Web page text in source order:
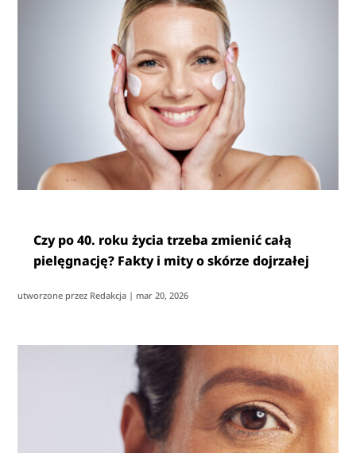
Czy po 40. roku życia trzeba zmienić całą
pielęgnację? Fakty i mity o skórze dojrzałej
utworzone przez Redakcja | mar 20, 2026